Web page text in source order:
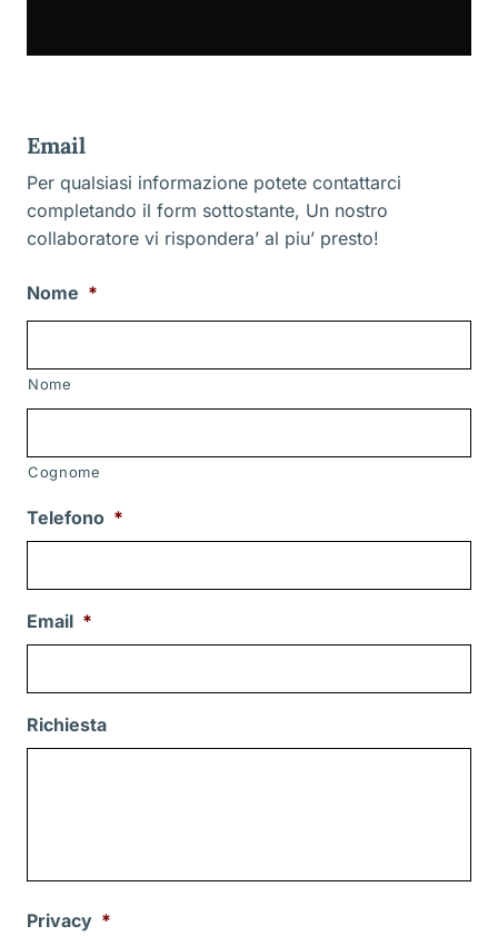
Email
Per qualsiasi informazione potete contattarci
completando il form sottostante, Un nostro
collaboratore vi rispondera’ al piu’ presto!
Nome *
Nome
Cognome
Telefono *
Email *
Richiesta
Privacy *